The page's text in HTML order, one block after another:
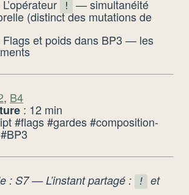
! — simultanéité
(distinct des mutations de
et poids dans BP3 — les
, B4
: 12 min
#flags #gardes #composition-
: S7 — L’instant partagé : ! et